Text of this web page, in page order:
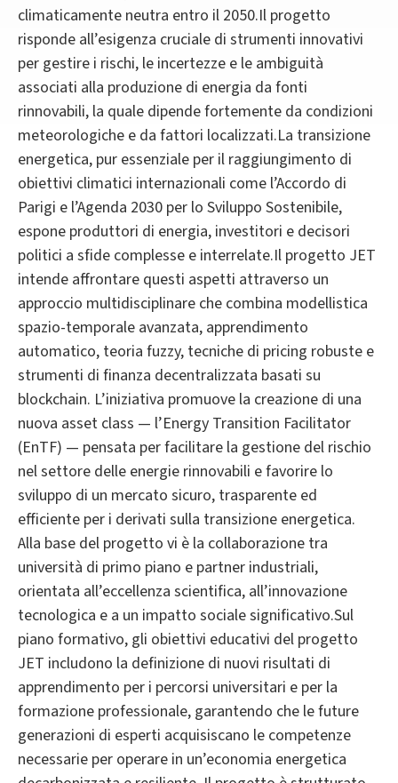
climaticamente neutra entro il 2050.Il progetto
risponde all’esigenza cruciale di strumenti innovativi
per gestire i rischi, le incertezze e le ambiguità
associati alla produzione di energia da fonti
rinnovabili, la quale dipende fortemente da condizioni
meteorologiche e da fattori localizzati.La transizione
energetica, pur essenziale per il raggiungimento di
obiettivi climatici internazionali come l’Accordo di
Parigi e l’Agenda 2030 per lo Sviluppo Sostenibile,
espone produttori di energia, investitori e decisori
politici a sfide complesse e interrelate.Il progetto JET
intende affrontare questi aspetti attraverso un
approccio multidisciplinare che combina modellistica
spazio-temporale avanzata, apprendimento
automatico, teoria fuzzy, tecniche di pricing robuste e
strumenti di finanza decentralizzata basati su
blockchain. L’iniziativa promuove la creazione di una
nuova asset class — l’Energy Transition Facilitator
(EnTF) — pensata per facilitare la gestione del rischio
nel settore delle energie rinnovabili e favorire lo
sviluppo di un mercato sicuro, trasparente ed
efficiente per i derivati sulla transizione energetica.
Alla base del progetto vi è la collaborazione tra
università di primo piano e partner industriali,
orientata all’eccellenza scientifica, all’innovazione
tecnologica e a un impatto sociale significativo.Sul
piano formativo, gli obiettivi educativi del progetto
JET includono la definizione di nuovi risultati di
apprendimento per i percorsi universitari e per la
formazione professionale, garantendo che le future
generazioni di esperti acquisiscano le competenze
necessarie per operare in un’economia energetica